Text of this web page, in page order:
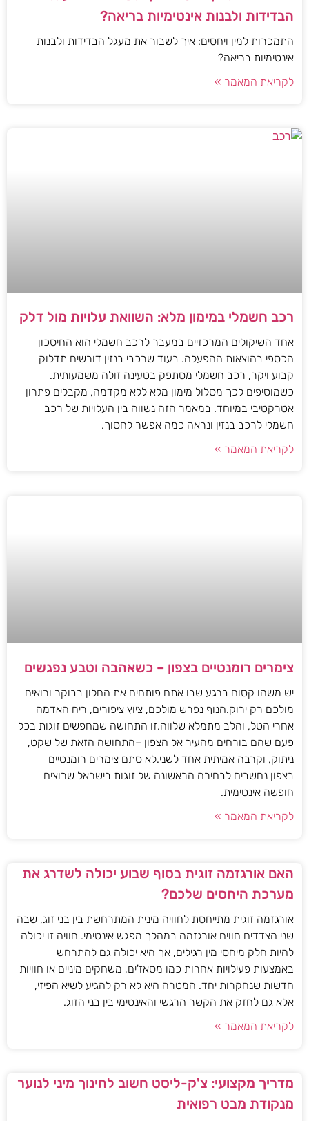
הבדידות ולבנות אינטימיות בריאה?
התמכרות למין ויחסים: איך לשבור את מעגל הבדידות ולבנות
אינטימיות בריאה?
לקריאת המאמר »
רכב חשמלי במימון מלא: השוואת עלויות מול דלק
אחד השיקולים המרכזיים במעבר לרכב חשמלי הוא החיסכון
הכספי בהוצאות ההפעלה. בעוד שרכבי בנזין דורשים תדלוק
קבוע ויקר, רכב חשמלי מסתפק בטעינה זולה משמעותית.
כשמוסיפים לכך מסלול מימון מלא ללא מקדמה, מקבלים פתרון
אטרקטיבי במיוחד. במאמר הזה נשווה בין העלויות של רכב
חשמלי לרכב בנזין ונראה כמה אפשר לחסוך.
לקריאת המאמר »
צימרים רומנטיים בצפון – כשאהבה וטבע נפגשים
יש משהו קסום ברגע שבו אתם פותחים את החלון בבוקר ורואים
מולכם רק ירוק.הנוף נפרש מולכם, ציוץ ציפורים, ריח האדמה
אחרי הטל, והלב מתמלא שלווה.זו התחושה שמחפשים זוגות בכל
פעם שהם בורחים מהעיר אל הצפון –התחושה הזאת של שקט,
ניתוק, וקרבה אמיתית אחד לשני.לא סתם צימרים רומנטיים
בצפון נחשבים לבחירה הראשונה של זוגות בישראל שרוצים
חופשה אינטימית.
לקריאת המאמר »
האם אורגזמה זוגית בסוף שבוע יכולה לשדרג את
מערכת היחסים שלכם?
אורגזמה זוגית מתייחסת לחוויה מינית המתרחשת בין בני זוג, שבה
שני הצדדים חווים אורגזמה במהלך מפגש אינטימי. חוויה זו יכולה
להיות חלק מיחסי מין רגילים, אך היא יכולה גם להתרחש
באמצעות פעילויות אחרות כמו מסאז'ים, משחקים מיניים או חוויות
חדשות שנחקרות יחד. המטרה היא לא רק להגיע לשיא הפיזי,
אלא גם לחזק את הקשר הרגשי והאינטימי בין בני הזוג.
לקריאת המאמר »
מדריך מקצועי: צ'ק-ליסט חשוב לחינוך מיני לנוער
מנקודת מבט רפואית